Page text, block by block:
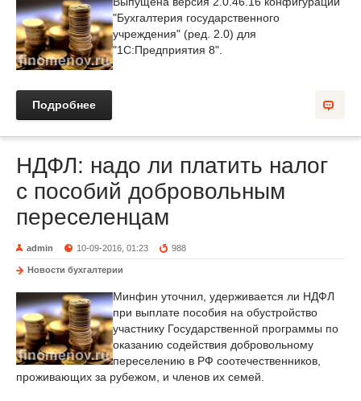
"Бухгалтерия государственного
учреждения" (ред. 2.0) для
"1С:Предприятия 8".
Подробнее
НДФЛ: надо ли платить налог
с пособий добровольным
переселенцам
admin 10-09-2016, 01:23 988
Новости бухгалтерии
Минфин уточнил, удерживается ли НДФЛ
при выплате пособия на обустройство
участнику Государственной программы по
оказанию содействия добровольному
переселению в РФ соотечественников,
проживающих за рубежом, и членов их семей.